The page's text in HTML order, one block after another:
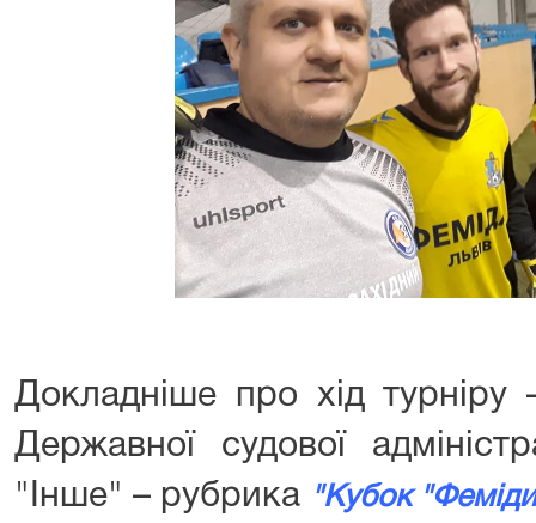
Докладніше про хід турніру
Державної судової
"Інше" – рубрика "Кубок